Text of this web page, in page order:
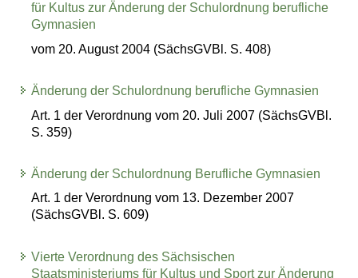
für Kultus zur Änderung der Schulordnung berufliche
Gymnasien
vom 20. August 2004 (SächsGVBl. S. 408)
Änderung der Schulordnung berufliche Gymnasien
Art. 1 der Verordnung vom 20. Juli 2007 (SächsGVBl.
S. 359)
Änderung der Schulordnung Berufliche Gymnasien
Art. 1 der Verordnung vom 13. Dezember 2007
(SächsGVBl. S. 609)
Vierte Verordnung des Sächsischen
Staatsministeriums für Kultus und Sport zur Änderung